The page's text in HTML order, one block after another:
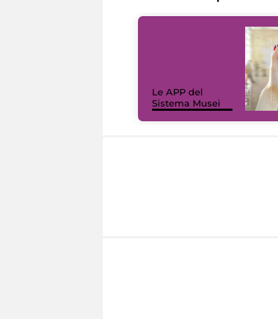
Le APP del
Sistema Musei